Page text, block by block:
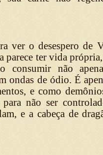
ver o desespero de
parece ter vida
consumir não
ondas de ódio. É
e como
para não ser
e a cabeça de